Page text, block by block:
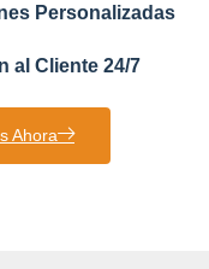
Personalizadas
al Cliente 24/7
Ahora